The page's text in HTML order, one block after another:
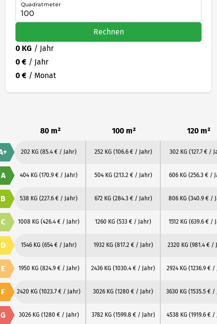
Quadratmeter
Rechnen
0 KG / Jahr
0 € / Jahr
0 € / Monat
80 m² 100 m² 120 m²
202 KG (85.4 € / Jahr) 252 KG (106.6 € / Jahr) 302 KG (127.7 € /
A 404 KG (170.9 € / Jahr) 504 KG (213.2 € / Jahr) 606 KG (256.3 € /
B 538 KG (227.6 € / Jahr) 672 KG (284.3 € / Jahr) 806 KG (340.9 € /
C 1008 KG (426.4 € / Jahr) 1260 KG (533 € / Jahr) 1512 KG (639.6 € /
D 1546 KG (654 € / Jahr) 1932 KG (817.2 € / Jahr) 2320 KG (981.4 € /
E 1950 KG (824.9 € / Jahr) 2436 KG (1030.4 € / Jahr) 2924 KG (1236.9 € /
F 2420 KG (1023.7 € / Jahr) 3026 KG (1280 € / Jahr) 3630 KG (1535.5 € /
G 3026 KG (1280 € / Jahr) 3782 KG (1599.8 € / Jahr) 4538 KG (1919.6 € /